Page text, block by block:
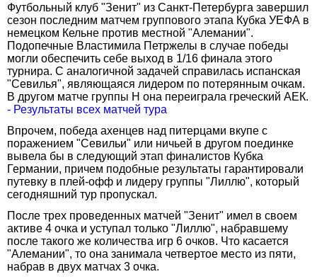
Футбольный клуб "Зенит" из Санкт-Петербурга завершил
сезон последним матчем группового этапа Кубка УЕФА в
немецком Кельне против местной "Алемании".
Подопечные Властимила Петржелы в случае победы
могли обеспечить себе выход в 1/16 финала этого
турнира. С аналогичной задачей справилась испанская
"Севилья", являющаяся лидером по потерянным очкам.
В другом матче группы Н она переиграла греческий АЕК.
- Результаты всех матчей тура
Впрочем, победа ахенцев над питерцами вкупе с
поражением "Севильи" или ничьей в другом поединке
вывела бы в следующий этап финалистов Кубка
Германии, причем подобные результаты гарантировали
путевку в плей-офф и лидеру группы "Лиллю", который
сегодняшний тур пропускал.
После трех проведенных матчей "Зенит" имел в своем
активе 4 очка и уступал только "Лиллю", набравшему
после такого же количества игр 6 очков. Что касается
"Алемании", то она занимала четвертое место из пяти,
набрав в двух матчах 3 очка.